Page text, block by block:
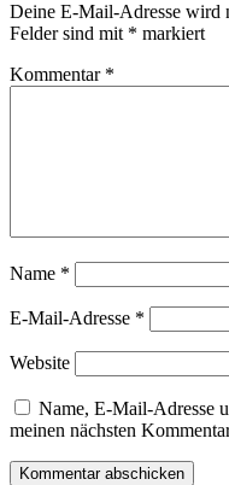
Deine E-Mail-Adresse wird
Felder sind mit * markiert
Kommentar *
Name *
E-Mail-Adresse *
Website
Name, E-Mail-Adresse
meinen nächsten